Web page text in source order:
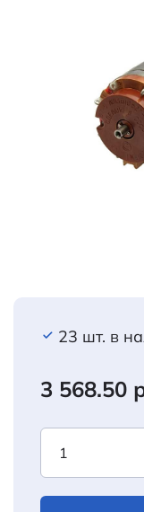
23 шт. в
3 568.50